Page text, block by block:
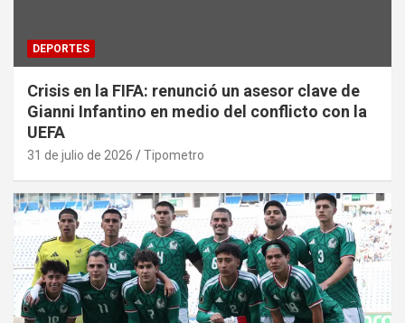
DEPORTES
Crisis en la FIFA: renunció un asesor clave de
Gianni Infantino en medio del conflicto con la
UEFA
31 de julio de 2026 Tipometro